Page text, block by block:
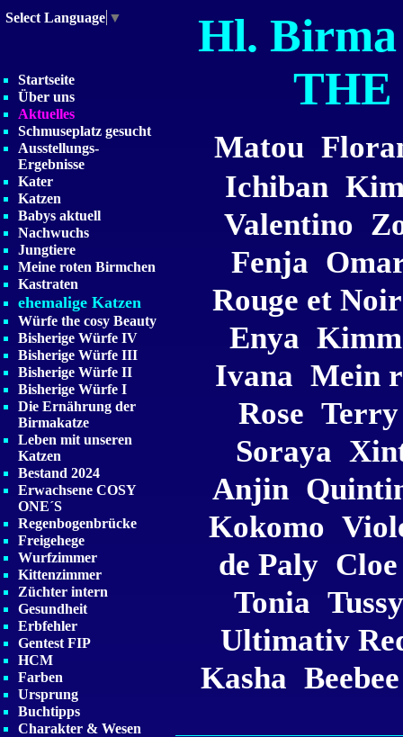
Startseite
Über uns
Aktuelles
Schmuseplatz gesucht
Ausstellungs-
Ergebnisse
Kater
Katzen
Babys aktuell
Nachwuchs
Jungtiere
Meine roten Birmchen
Kastraten
ehemalige Katzen
Würfe the cosy Beauty
Bisherige Würfe IV
Bisherige Würfe III
Bisherige Würfe II
Bisherige Würfe I
Die Ernährung der
Birmakatze
Leben mit unseren
Katzen
Bestand 2024
Erwachsene COSY
ONE´S
Regenbogenbrücke
Freigehege
Wurfzimmer
Kittenzimmer
Züchter intern
Gesundheit
Erbfehler
Gentest FIP
HCM
Farben
Ursprung
Buchtipps
Charakter & Wesen
Hl.
THE
Select Language ▼
Matou
Ichiban
Valentino
Fenja
Rouge et Noir
Enya
Ivana Mein
Rose Terry
Soraya
Anjin
Kokomo
de Paly Cloe
Tonia Tussy
Ultimativ
Kasha Beebee